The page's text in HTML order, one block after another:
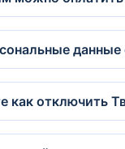
как отключить